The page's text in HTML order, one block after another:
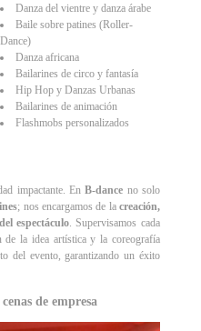
Danza del vientre y danza árabe
Baile sobre patines (Roller-
Dance)
Danza africana
Bailarines de circo y fantasía
Hip Hop y Danzas Urbanas
Bailarines de animación
Flashmobs personalizados
impactante. EnB-dance no solo
; nos encargamos de la creación,
espectáculo . Supervisamos cada
de la idea artística y la coreografía
del evento, garantizando un éxito
de empresa